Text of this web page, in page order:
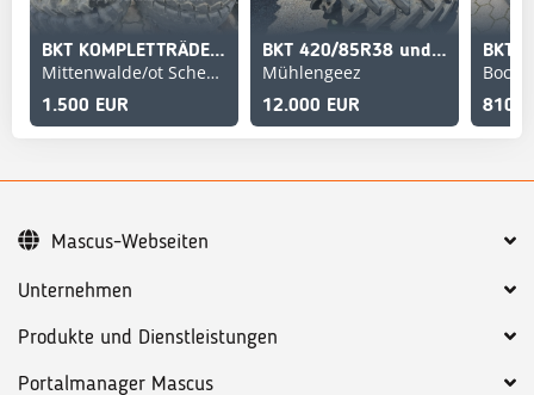
BKT KOMPLETTRÄDER 11.00-
Mittenwalde/ot Schenkendorf
1.500 EUR
BKT 420/85R38 und 480/80R50 Zillingsräder
Mühlengeez
12.000 EUR 810
Unternehmen
Produkte und Dienstleistungen
Portalmanager Mascus
Mascus-Webseiten